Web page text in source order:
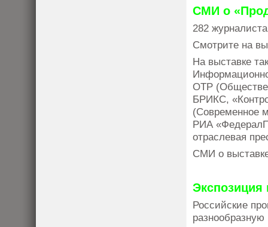
СМИ о
282
Смотрите на
На выставке
ОТР
БРИКС,
(Современное
РИА
отраслевая
СМИ о
Экспозиция
Российские